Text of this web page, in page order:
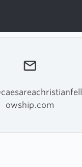
owship.com